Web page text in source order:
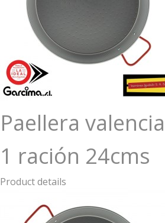
Paellera
1 ración 24cms
Product details